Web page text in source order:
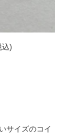
)
サイズのコイ